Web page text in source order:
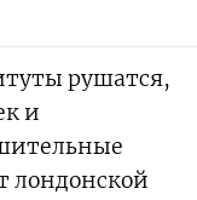
рушатся,
и
лондонской